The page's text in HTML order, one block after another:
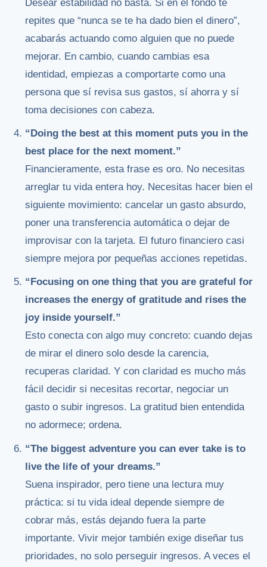
Desear estabilidad no basta. Si en el fondo te
repites que “nunca se te ha dado bien el dinero”,
acabarás actuando como alguien que no puede
mejorar. En cambio, cuando cambias esa
identidad, empiezas a comportarte como una
persona que sí revisa sus gastos, sí ahorra y sí
toma decisiones con cabeza.
“Doing the best at this moment puts you in the
best place for the next moment.”
Financieramente, esta frase es oro. No necesitas
arreglar tu vida entera hoy. Necesitas hacer bien el
siguiente movimiento: cancelar un gasto absurdo,
poner una transferencia automática o dejar de
improvisar con la tarjeta. El futuro financiero casi
siempre mejora por pequeñas acciones repetidas.
“Focusing on one thing that you are grateful for
increases the energy of gratitude and rises the
joy inside yourself.”
Esto conecta con algo muy concreto: cuando dejas
de mirar el dinero solo desde la carencia,
recuperas claridad. Y con claridad es mucho más
fácil decidir si necesitas recortar, negociar un
gasto o subir ingresos. La gratitud bien entendida
no adormece; ordena.
“The biggest adventure you can ever take is to
live the life of your dreams.”
Suena inspirador, pero tiene una lectura muy
práctica: si tu vida ideal depende siempre de
cobrar más, estás dejando fuera la parte
importante. Vivir mejor también exige diseñar tus
prioridades, no solo perseguir ingresos. A veces el